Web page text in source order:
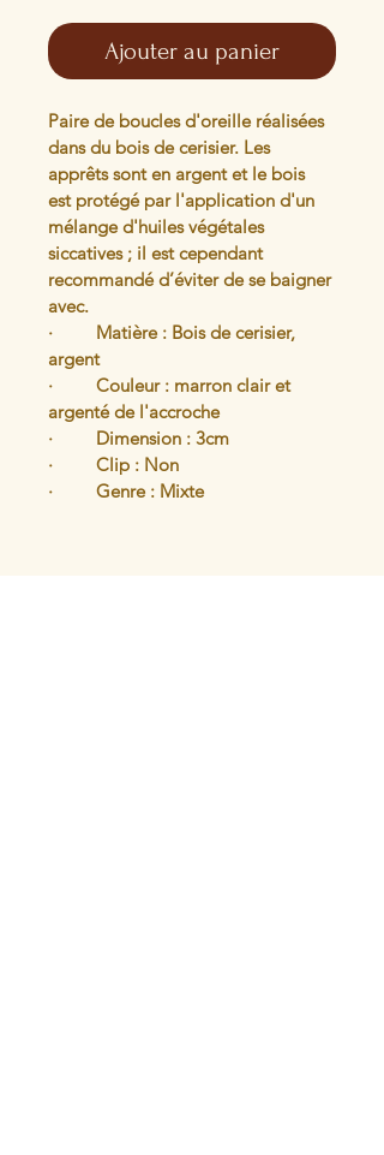
Ajouter au panier
Paire de boucles d'oreille réalisées
dans du bois de cerisier. Les
apprêts sont en argent et le bois
est protégé par l'application d'un
mélange d'huiles végétales
siccatives ; il est cependant
recommandé d’éviter de se baigner
avec.
·         Matière : Bois de cerisier,
argent
·         Couleur : marron clair et
argenté de l'accroche
·         Dimension : 3cm
·         Clip : Non
·         Genre : Mixte